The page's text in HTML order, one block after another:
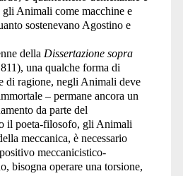
gli Animali come macchine e
sostenevano Agostino e
della Dissertazione sopra
una qualche forma di
di ragione, negli Animali deve
– permane ancora un
da parte del
il poeta-filosofo, gli Animali
meccanica, è necessario
meccanicistico-
bisogna operare una torsione,